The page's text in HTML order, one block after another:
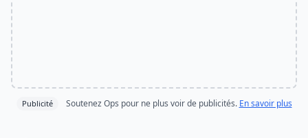
Publicité Soutenez Ops pour ne plus voir de publicités. En savoir plus